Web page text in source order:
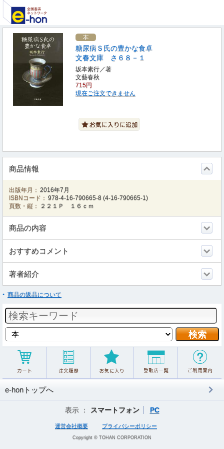
糖尿病Ｓ氏の豊かな食卓
文春文庫 さ６８－１
坂本素行／著
文藝春秋
715円
現在ご注文できません
商品情報
出版年月： 2016年7月
ISBNコード： 978-4-16-790665-8 (4-16-790665-1)
頁数・縦：
２２１Ｐ １６ｃｍ
商品の内容
おすすめコメント
著者紹介
商品の返品について
e-honトップへ
表示 ： スマートフォン PC
運営会社概要 プライバシーポリシー
Copyright © TOHAN CORPORATION